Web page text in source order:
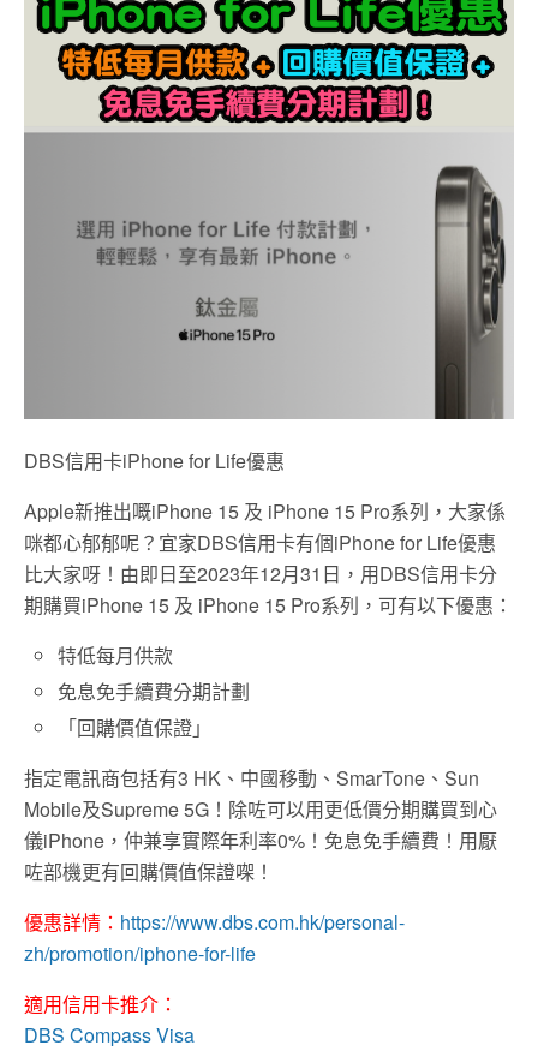
DBS信用卡iPhone for Life優惠
Apple新推出嘅iPhone 15 及 iPhone 15 Pro系列，大家係
咪都心郁郁呢？宜家DBS信用卡有個iPhone for Life優惠
比大家呀！由即日至2023年12月31日，用DBS信用卡分
期購買iPhone 15 及 iPhone 15 Pro系列，可有以下優惠：
特低每月供款
免息免手續費分期計劃
「回購價值保證」
指定電訊商包括有3 HK、中國移動、SmarTone、Sun
Mobile及Supreme 5G！除咗可以用更低價分期購買到⼼
儀iPhone，仲兼享實際年利率0%！免息免手續費！用厭
咗部機更有回購價值保證㗎！
優惠詳情： https://www.dbs.com.hk/personal-
zh/promotion/iphone-for-life
適用信用卡推介：
DBS Compass Visa